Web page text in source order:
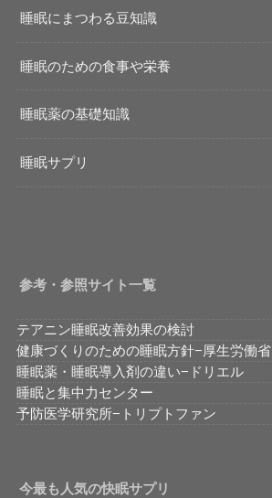
睡眠にまつわる豆知識
睡眠のための食事や栄養
睡眠薬の基礎知識
睡眠サプリ
参考・参照サイト一覧
テアニン睡眠改善効果の検討
健康づくりのための睡眠方針−厚生労働省
睡眠薬・睡眠導入剤の違い−ドリエル
睡眠と集中力センター
予防医学研究所−トリプトファン
今最も人気の快眠サプリ